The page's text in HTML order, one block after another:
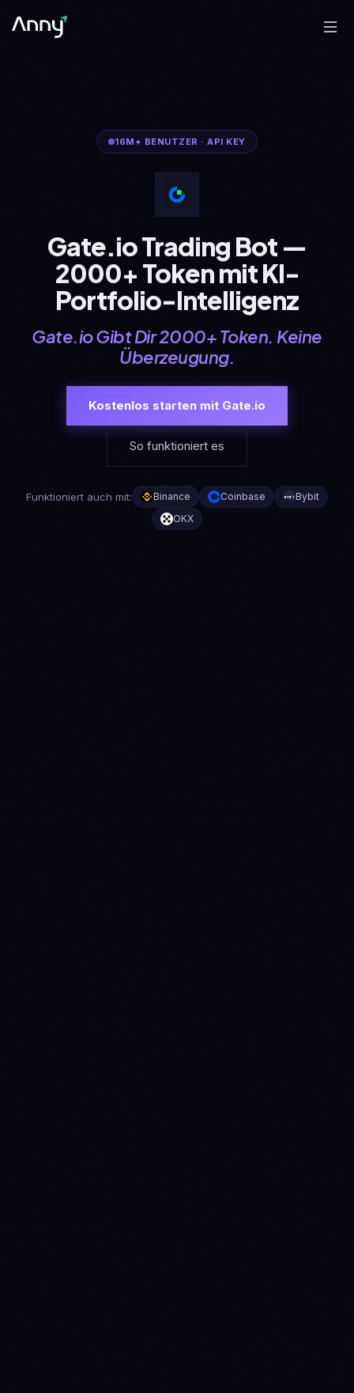
16M+ BENUTZER ·API KEY
Gate.io Trading Bot —
2000+ Token mit KI-
Portfolio-Intelligenz
Gate.io Gibt Dir 2000+ Token. Keine
Überzeugung.
Kostenlos starten mit Gate.io
So funktioniert es
Funktioniert auch mit: Binance Coinbase
Bybit
OKX